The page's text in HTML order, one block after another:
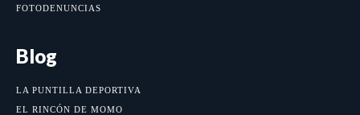
FOTODENUNCIAS
Blog
LA PUNTILLA DEPORTIVA
EL RINCÓN DE MOMO